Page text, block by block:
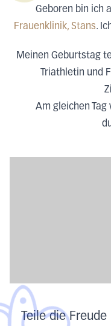
Geboren bin ich
Frauenklinik, Stans.
Meinen Geburtstag
Triathletin und
Am gleichen Tag
Teile die